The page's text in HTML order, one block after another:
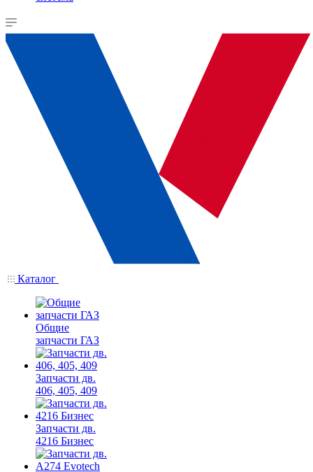
Каталог
Общие
запчасти ГАЗ
Запчасти дв.
406, 405, 409
Запчасти дв.
4216 Бизнес